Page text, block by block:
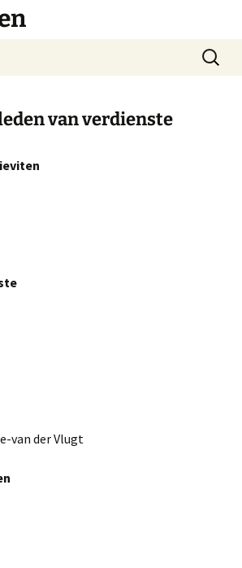
Zoeken
naar:
van verdienste
van der Vlugt